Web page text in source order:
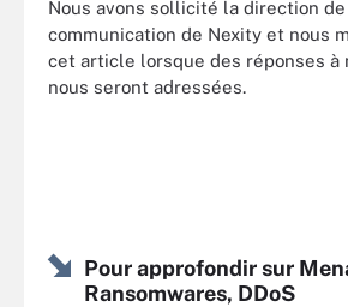
Nous avons sollicité la direction
communication de Nexity et nous
cet article lorsque des réponses à
nous seront adressées.
Pour approfondir sur
Ransomwares, DDoS